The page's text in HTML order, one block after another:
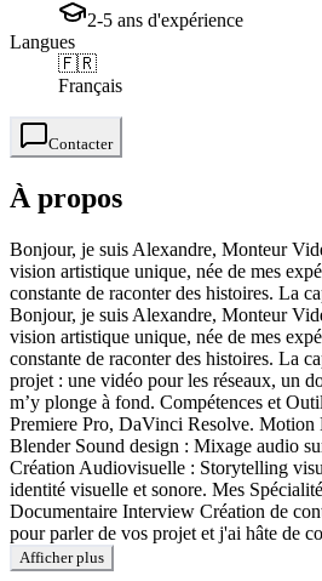
2-5 ans d'expérience
Langues
🇫🇷
Français
Contacter
À propos
Bonjour, je suis Alexandre, Monteur
vision artistique unique, née de mes
constante de raconter des histoires. La
Bonjour, je suis Alexandre, Monteur
vision artistique unique, née de mes
constante de raconter des histoires. La
projet : une vidéo pour les réseaux, un
m’y plonge à fond. Compétences et
Premiere Pro, DaVinci Resolve.
Blender Sound design : Mixage audio
Création Audiovisuelle : Storytelling
identité visuelle et sonore. Mes
Documentaire Interview Création de
pour parler de vos projet et j'ai hâte de
Afficher plus